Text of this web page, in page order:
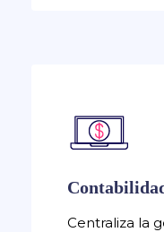
Centraliza la